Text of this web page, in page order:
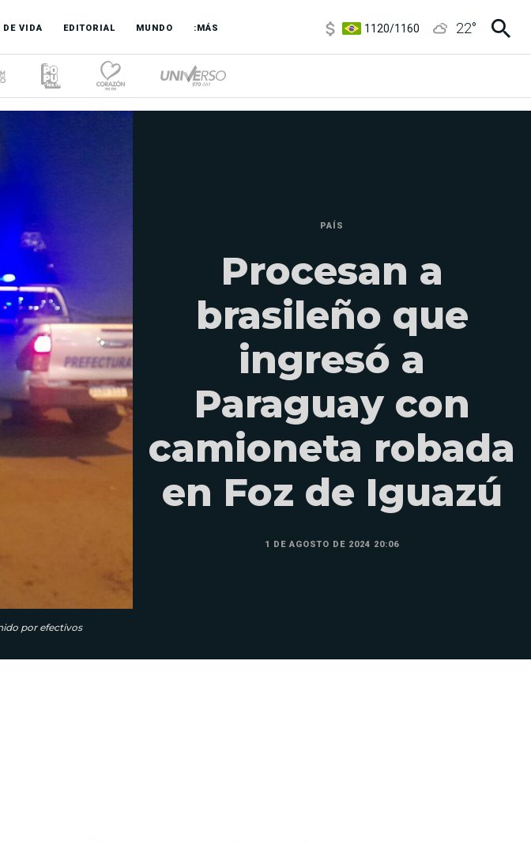
DE VIDA EDITORIAL MUNDO :MÁS
3,6/3,9
22°
por efectivos
PAÍS
Procesan a
brasileño que
ingresó a
Paraguay con
camioneta robada
en Foz de Iguazú
1 DE AGOSTO DE 2024 20:06